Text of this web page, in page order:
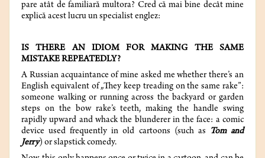
pare atât de familiară multora? Cred că mai bine decât mine
explică acest lucru un specialist englez:
IS THERE AN IDIOM FOR MAKING THE SAME
MISTAKE REPEATEDLY?
A Russian acquaintance of mine asked me whether there’s an
English equivalent of „They keep treading on the same rake”:
someone walking or running across the backyard or garden
steps on the bow rake’s teeth, making the handle swing
rapidly upward and whack the blunderer in the face: a comic
device used frequently in old cartoons (such as
Tom and
Jerry) or slapstick comedy.